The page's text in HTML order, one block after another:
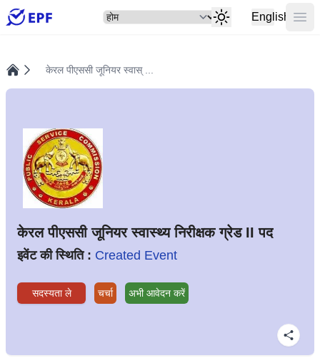
सेलेक्ट English
केरल पीएससी जूनियर स्वास् ...
केरल पीएससी जूनियर स्वास्थ्य निरीक्षक ग्रेड II पद
इवेंट की स्थिति : Created Event
सदस्यता ले चर्चा अभी आवेदन करें